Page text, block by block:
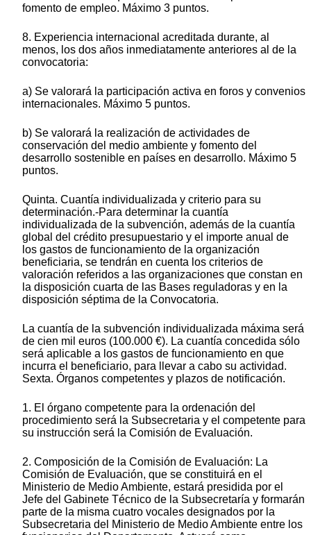
fomento de empleo. Máximo 3 puntos.
8. Experiencia internacional acreditada durante, al
menos, los dos años inmediatamente anteriores al de la
convocatoria:
a) Se valorará la participación activa en foros y convenios
internacionales. Máximo 5 puntos.
b) Se valorará la realización de actividades de
conservación del medio ambiente y fomento del
desarrollo sostenible en países en desarrollo. Máximo 5
puntos.
Quinta. Cuantía individualizada y criterio para su
determinación.-Para determinar la cuantía
individualizada de la subvención, además de la cuantía
global del crédito presupuestario y el importe anual de
los gastos de funcionamiento de la organización
beneficiaria, se tendrán en cuenta los criterios de
valoración referidos a las organizaciones que constan en
la disposición cuarta de las Bases reguladoras y en la
disposición séptima de la Convocatoria.
La cuantía de la subvención individualizada máxima será
de cien mil euros (100.000 €). La cuantía concedida sólo
será aplicable a los gastos de funcionamiento en que
incurra el beneficiario, para llevar a cabo su actividad.
Sexta. Órganos competentes y plazos de notificación.
1. El órgano competente para la ordenación del
procedimiento será la Subsecretaria y el competente para
su instrucción será la Comisión de Evaluación.
2. Composición de la Comisión de Evaluación: La
Comisión de Evaluación, que se constituirá en el
Ministerio de Medio Ambiente, estará presidida por el
Jefe del Gabinete Técnico de la Subsecretaría y formarán
parte de la misma cuatro vocales designados por la
Subsecretaria del Ministerio de Medio Ambiente entre los